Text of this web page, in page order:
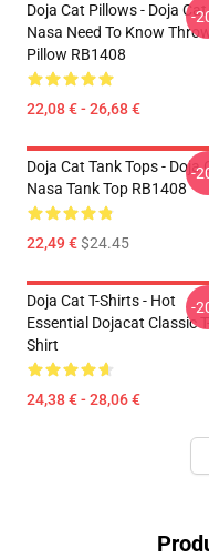
Doja Cat Pillows - Doja Cat
Nasa Need To Know Throw
Pillow RB1408
22,08 € - 26,68 €
-
Doja Cat Tank Tops - Doja
Nasa Tank Top RB1408
22,49 €$24.45
-
Doja Cat T-Shirts - Hot
Essential Dojacat Classic T-
Shirt
24,38 € - 28,06 €
-